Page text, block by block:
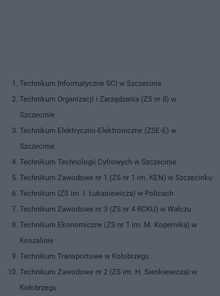
Technikum Informatyczne SCI w Szczecinie
Technikum Organizacji i Zarządzania (ZS nr 8) w
Szczecinie
Technikum Elektryczno-Elektroniczne (ZSE-E) w
Szczecinie
Technikum Technologii Cyfrowych w Szczecinie
Technikum Zawodowe nr 1 (ZS nr 1 im. KEN) w Szczecinku
Technikum (ZS im. I. Łukasiewicza) w Policach
Technikum Zawodowe nr 3 (ZS nr 4 RCKU) w Wałczu
Technikum Ekonomiczne (ZS nr 1 im. M. Kopernika) w
Koszalinie
Technikum Transportowe w Kołobrzegu
Technikum Zawodowe nr 2 (ZS im. H. Sienkiewicza) w
Kołobrzegu